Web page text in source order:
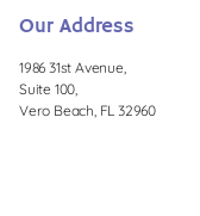
Our Address
1986 31st Avenue,
Suite 100,
Vero Beach, FL 32960